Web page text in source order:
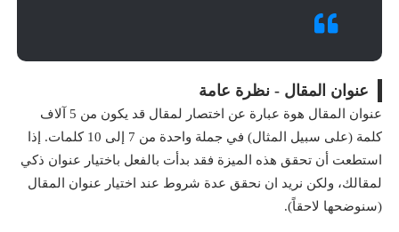
عنوان المقال - نظرة عامة
عنوان المقال هوة عبارة عن اختصار لمقال قد يكون من 5 آلاف
كلمة (على سبيل المثال) في جملة واحدة من 7 إلى 10 كلمات. إذا
استطعت أن تحقق هذه الميزة فقد بدأت بالفعل باختيار عنوان ذكي
لمقالك، ولكن نريد ان نحقق عدة شروط عند اختيار عنوان المقال
(سنوضحها لاحقاً).